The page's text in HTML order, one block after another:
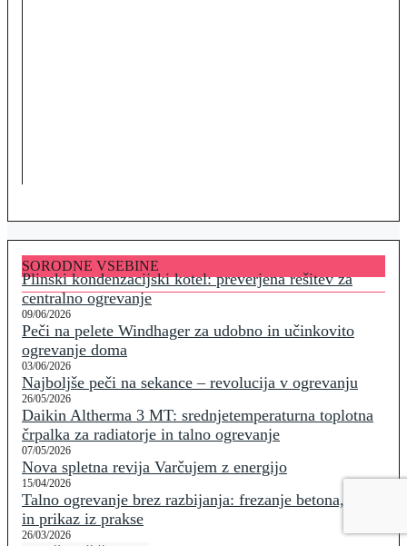
SORODNE VSEBINE
Plinski kondenzacijski kotel: preverjena rešitev za
centralno ogrevanje
09/06/2026
Peči na pelete Windhager za udobno in učinkovito
ogrevanje doma
03/06/2026
Najboljše peči na sekance – revolucija v ogrevanju
26/05/2026
Daikin Altherma 3 MT: srednjetemperaturna toplotna
črpalka za radiatorje in talno ogrevanje
07/05/2026
Nova spletna revija Varčujem z energijo
15/04/2026
Talno ogrevanje brez razbijanja: frezanje betona, cena
in prikaz iz prakse
26/03/2026